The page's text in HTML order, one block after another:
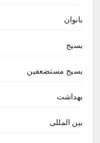
بانوان
بسیج
بسیج مستضعفین
بهداشت
بین المللی